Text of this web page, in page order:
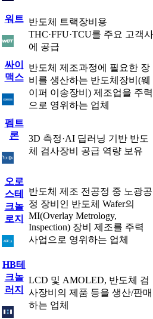
워트 반도체 트랙장비용
THC·FFU·TCU를 주요 고객사
에 공급
싸이
맥스
반도체 제조과정에 필요한 장
비를 생산하는 반도체장비(웨
이퍼 이송장비) 제조업을 주력
으로 영위하는 업체
펨트
론
3D 측정·AI 딥러닝 기반 반도
체 검사장비 공급 역량 보유
오로
스테
크놀
로지
반도체 제조 전공정 중 노광공
정 장비인 반도체 Wafer의
MI(Overlay Metrology,
Inspection) 장비 제조를 주력
사업으로 영위하는 업체
HB테
크놀
러지
LCD 및 AMOLED, 반도체 검
사장비의 제품 등을 생산/판매
하는 업체